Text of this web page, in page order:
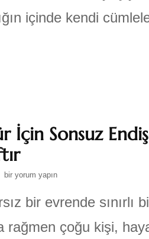
içinde kendi
İçin Sonsuz
Kısa
Ömür
İçin
Sonsuz
Endişeler
bir yorum yapın
bir evrende sınırlı
rağmen çoğu kişi,